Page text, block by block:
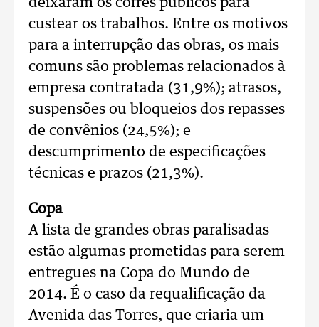
deixaram os cofres públicos para
custear os trabalhos. Entre os motivos
para a interrupção das obras, os mais
comuns são problemas relacionados à
empresa contratada (31,9%); atrasos,
suspensões ou bloqueios dos repasses
de convênios (24,5%); e
descumprimento de especificações
técnicas e prazos (21,3%).
Copa
A lista de grandes obras paralisadas
estão algumas prometidas para serem
entregues na Copa do Mundo de
2014. É o caso da requalificação da
Avenida das Torres, que criaria um